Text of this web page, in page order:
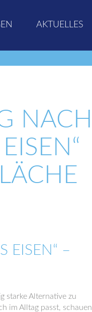
AKTUELLES
NACH
I
EISEN“ –
starke Alternative zu
im Alltag passt, schauen